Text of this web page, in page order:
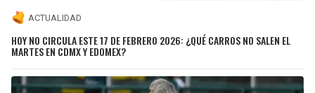
ACTUALIDAD
HOY NO CIRCULA ESTE 17 DE FEBRERO 2026: ¿QUÉ CARROS NO SALEN EL
MARTES EN CDMX Y EDOMEX?